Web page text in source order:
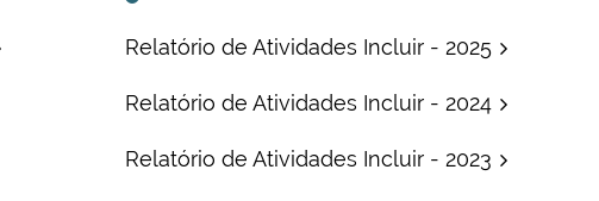
Relatório de Atividades Incluir - 2025
Relatório de Atividades Incluir - 2024
Relatório de Atividades Incluir - 2023